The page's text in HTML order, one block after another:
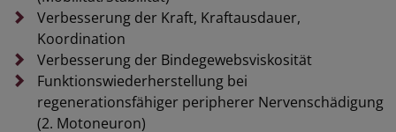
Verbesserung der Kraft, Kraftausdauer,
Koordination
Verbesserung der Bindegewebsviskosität
Funktionswiederherstellung bei
regenerationsfähiger peripherer Nervenschädigung
(2. Motoneuron)